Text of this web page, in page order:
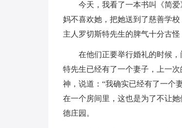
今天，我看了一本书叫《简
妈不喜欢她，把她送到了慈善学
主人罗切斯特先生的脾气十分古怪
在他们正要举行婚礼的时候
特先生已经有了一个妻子，上一
神，说道：“我确实已经有了一个
在一个房间里，这也是为了不让
德庄园。